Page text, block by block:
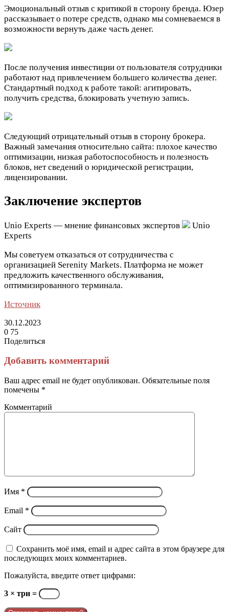
Эмоциональный отзыв с критикой в сторону бренда. Юзер
рассказывает о потере средств, однако мы сомневаемся в
возможности вернуть даже часть денег.
После получения инвестиции от пользователя сотрудники
работают над привлечением большего количества денег.
Стандартный подход к работе такой: агитировать,
получить средства, блокировать учетную запись.
Следующий отрицательный отзыв в сторону брокера.
Важный замечания относительно сайта: плохое качество
оптимизации, низкая работоспособность и полезность
блоков, нет сведений о юридической регистрации,
лицензировании.
Заключение экспертов
Unio Experts — мнение финансовых экспертов
Unio
Experts
Мы советуем отказаться от сотрудничества с
организацией Serenity Markets. Платформа не может
предложить качественного обслуживания,
оптимизированного терминала.
Источник
30.12.2023
0 75
Поделиться
через
электронную
почту
Добавить комментарий
Ваш адрес email не будет опубликован. Обязательные поля
помечены *
Комментарий
Имя *
Email *
Сайт
Сохранить моё имя, email и адрес сайта в этом браузере для
последующих моих комментариев.
Пожалуйста, введите ответ цифрами:
3 × три =